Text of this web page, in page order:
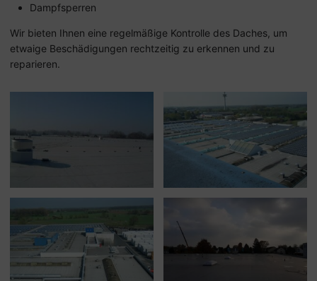
Dampfsperren
Wir bieten Ihnen eine regelmäßige Kontrolle des Daches, um
etwaige Beschädigungen rechtzeitig zu erkennen und zu
reparieren.